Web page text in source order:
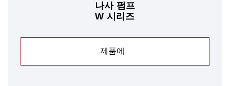
나사 펌프
W 시리즈
제품에